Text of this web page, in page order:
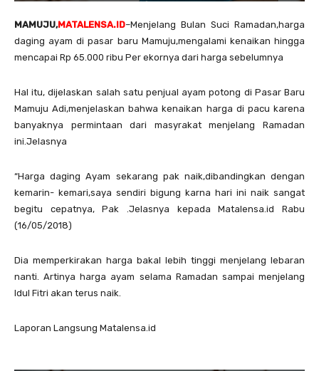
MAMUJU,MATALENSA.ID–Menjelang Bulan Suci Ramadan,harga
daging ayam di pasar baru Mamuju,mengalami kenaikan hingga
mencapai Rp 65.000 ribu Per ekornya dari harga sebelumnya
Hal itu, dijelaskan salah satu penjual ayam potong di Pasar Baru
Mamuju Adi,menjelaskan bahwa kenaikan harga di pacu karena
banyaknya permintaan dari masyrakat menjelang Ramadan
ini.Jelasnya
“Harga daging Ayam sekarang pak naik,dibandingkan dengan
kemarin- kemari,saya sendiri bigung karna hari ini naik sangat
begitu cepatnya, Pak .Jelasnya kepada Matalensa.id Rabu
(16/05/2018)
Dia memperkirakan harga bakal lebih tinggi menjelang lebaran
nanti. Artinya harga ayam selama Ramadan sampai menjelang
Idul Fitri akan terus naik.
Laporan Langsung Matalensa.id